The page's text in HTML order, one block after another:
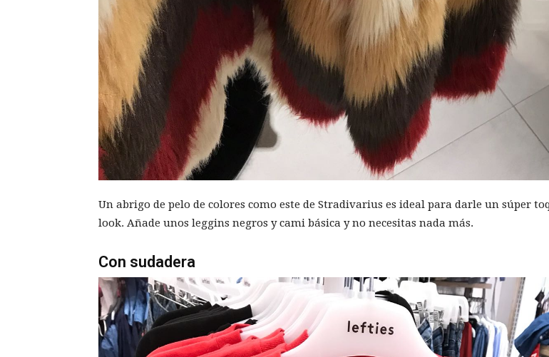
Un abrigo de pelo de colores como este de Stradivarius es ideal para darle un súper
look. Añade unos leggins negros y cami básica y no necesitas nada más.
Con sudadera